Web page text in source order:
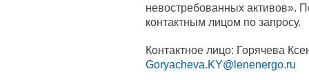
невостребованных активов».
контактным лицом по запросу.
Контактное лицо: Горячева
Goryacheva.KY@lenenergo.ru